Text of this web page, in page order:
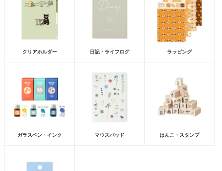
クリアホルダー 日記・ライフログ ラッピング
ガラスペン・インク マウスパッド はんこ・スタンプ